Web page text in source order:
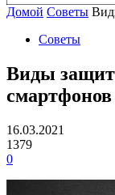
Домой Советы
Советы
Виды
смартфонов
16.03.2021
1379
0